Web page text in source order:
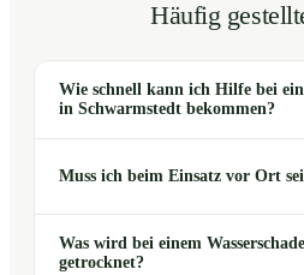
Häufig
Wie schnell kann ich Hilfe bei
in Schwarmstedt bekommen?
Muss ich beim Einsatz vor Ort
Was wird bei einem
getrocknet?